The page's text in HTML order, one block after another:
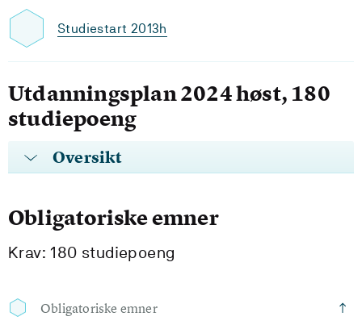
Studiestart 2013h
Utdanningsplan 2024 høst, 180
studiepoeng
Oversikt
Obligatoriske emner
Krav: 180 studiepoeng
Obligatoriske emner